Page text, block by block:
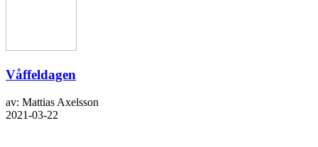
Våffeldagen
av: Mattias Axelsson
2021-03-22